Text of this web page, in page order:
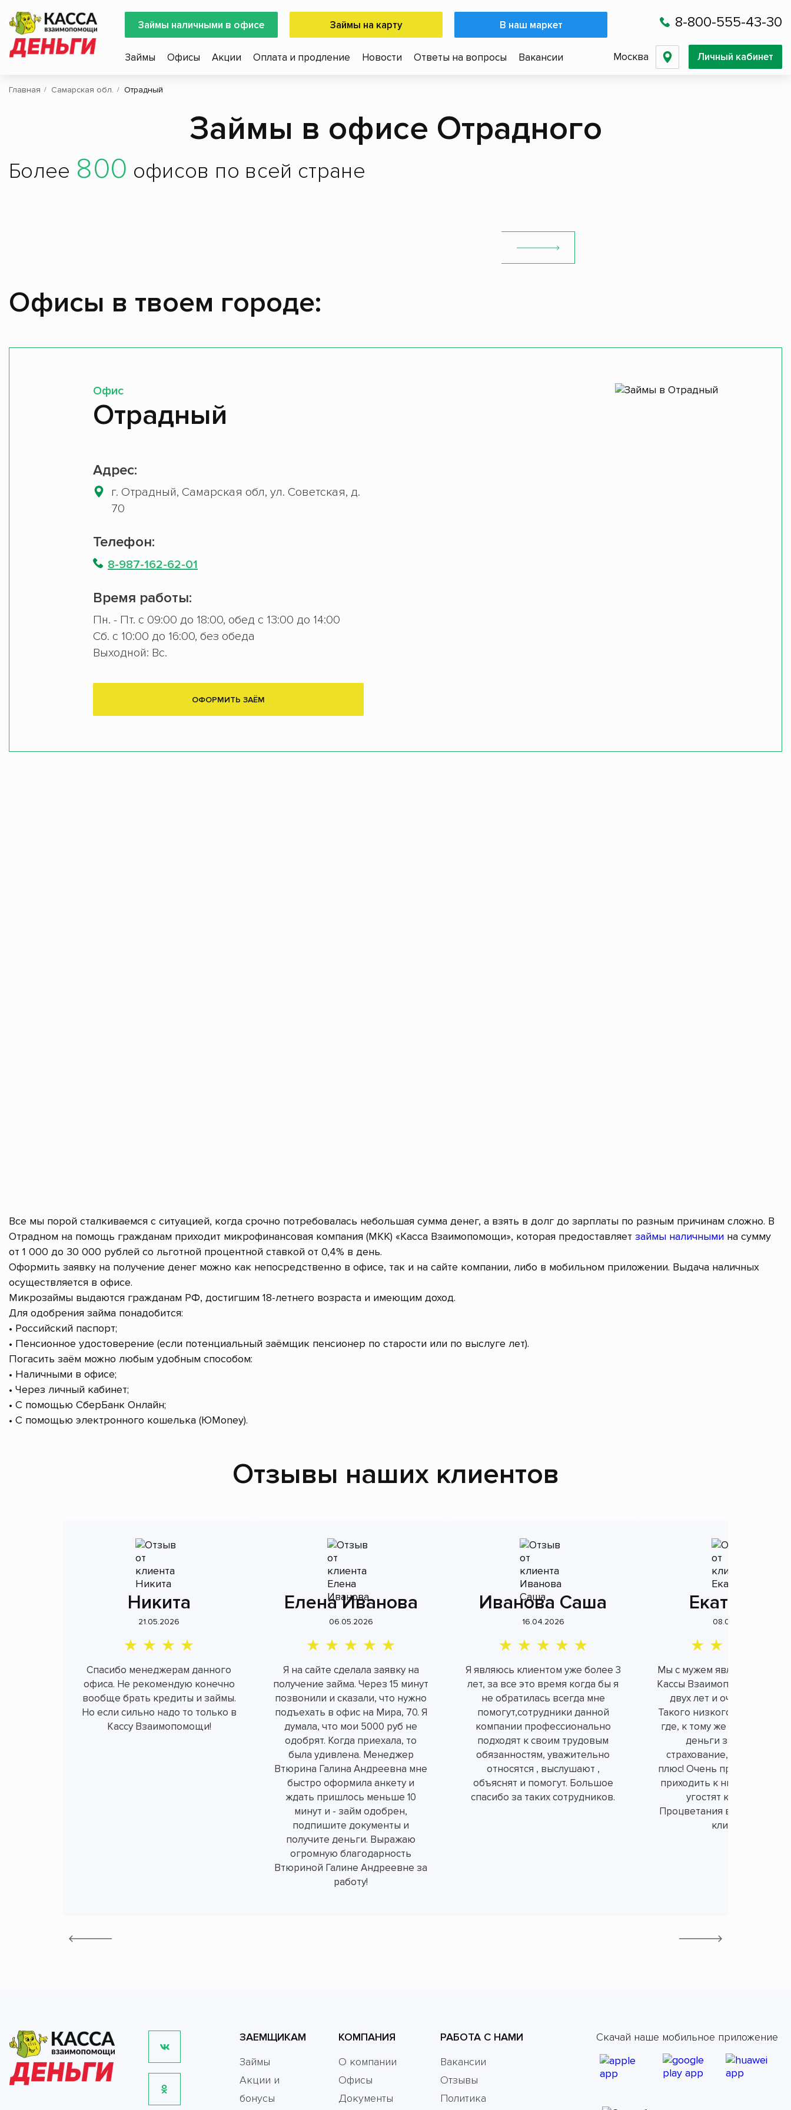
Займы наличными в офисе Займы на карту В наш маркет 8-800-555-43-30
Займы Офисы Акции Оплата и продление Новости Ответы на вопросы Вакансии Москва Личный кабинет
Главная Самарская обл. Отрадный
Займы в офисе Отрадного
Более 800 офисов по всей стране
Офисы в твоем городе:
Офис
Отрадный
Адрес:
г. Отрадный, Самарская обл, ул. Советская, д.
70
Телефон:
8-987-162-62-01
Время работы:
Пн. - Пт. с 09:00 до 18:00, обед с 13:00 до 14:00
Сб. с 10:00 до 16:00, без обеда
Выходной: Вс.
ОФОРМИТЬ ЗАЁМ
Все мы порой сталкиваемся с ситуацией, когда срочно потребовалась небольшая сумма денег, а взять в долг до зарплаты по разным причинам сложно. В
Отрадном на помощь гражданам приходит микрофинансовая компания (МКК) «Касса Взаимопомощи», которая предоставляет займы наличными на сумму
от 1 000 до 30 000 рублей со льготной процентной ставкой от 0,4% в день.
Оформить заявку на получение денег можно как непосредственно в офисе, так и на сайте компании, либо в мобильном приложении. Выдача наличных
осуществляется в офисе.
Микрозаймы выдаются гражданам РФ, достигшим 18-летнего возраста и имеющим доход.
Для одобрения займа понадобится:
• Российский паспорт;
• Пенсионное удостоверение (если потенциальный заёмщик пенсионер по старости или по выслуге лет).
Погасить заём можно любым удобным способом:
• Наличными в офисе;
• Через личный кабинет;
• С помощью СберБанк Онлайн;
• С помощью электронного кошелька (ЮMoney).
Отзывы наших клиентов
Никита
21.05.2026
Спасибо менеджерам данного
офиса. Не рекомендую конечно
вообще брать кредиты и займы.
Но если сильно надо то только в
Кассу Взаимопомощи!
Елена Иванова
06.05.2026
Я на сайте сделала заявку на
получение займа. Через 15 минут
позвонили и сказали, что нужно
подъехать в офис на Мира, 70. Я
думала, что мои 5000 руб не
одобрят. Когда приехала, то
была удивлена. Менеджер
Втюрина Галина Андреевна мне
быстро оформила анкету и
ждать пришлось меньше 10
минут и - займ одобрен,
подпишите документы и
получите деньги. Выражаю
огромную благодарность
Втюриной Галине Андреевне за
работу!
Иванова Саша
16.04.2026
Я являюсь клиентом уже более 3
лет, за все это время когда бы я
не обратилась всегда мне
помогут,сотрудники данной
компании профессионально
подходят к своим трудовым
обязанностям, уважительно
относятся , выслушают ,
объяснят и помогут. Большое
спасибо за таких сотрудников.
Екатерина
08.04.2026
Мы с мужем являемся
Кассы Взаимопомощи уже
двух лет и очень
Такого низкого процента
где, к тому же не берут
деньги за не нужное
страхование, а это
плюс! Очень приятно и
приходить к ним в офис,
угостят конфетками.
Процветания вам и
клиентов!
ЗАЕМЩИКАМ
Займы
Акции и
бонусы
КОМПАНИЯ
О компании
Офисы
Документы
РАБОТА С НАМИ
Вакансии
Отзывы
Политика
Скачай наше мобильное приложение